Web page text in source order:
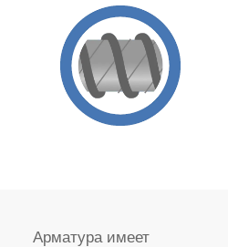
Арматура имеет